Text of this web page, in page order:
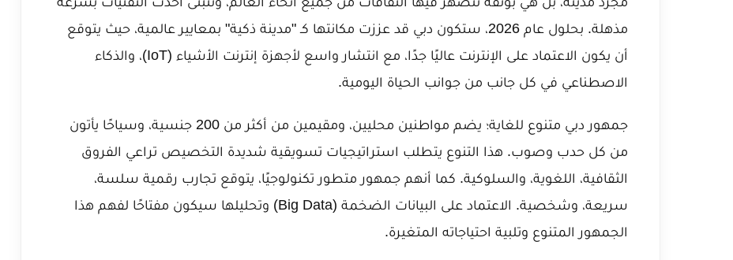
مذهلة. بحلول عام 2026، ستكون دبي قد عززت مكانتها كـ "مدينة ذكية" بمعايير عالمية، حيث يتوقع
أن يكون الاعتماد على الإنترنت عاليًا جدًا، مع انتشار واسع لأجهزة إنترنت الأشياء (IoT)، والذكاء
الاصطناعي في كل جانب من جوانب الحياة اليومية.
جمهور دبي متنوع للغاية؛ يضم مواطنين محليين، ومقيمين من أكثر من 200 جنسية، وسياحًا يأتون
من كل حدب وصوب. هذا التنوع يتطلب استراتيجيات تسويقية شديدة التخصيص تراعي الفروق
الثقافية، اللغوية، والسلوكية. كما أنهم جمهور متطور تكنولوجيًا، يتوقع تجارب رقمية سلسة،
سريعة، وشخصية. الاعتماد على البيانات الضخمة (Big Data) وتحليلها سيكون مفتاحًا لفهم هذا
الجمهور المتنوع وتلبية احتياجاته المتغيرة.